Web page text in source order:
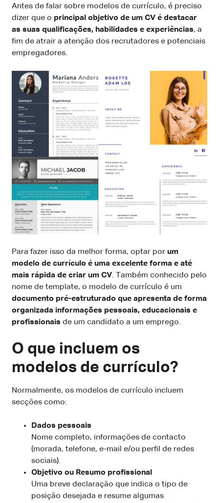
Antes de falar sobre modelos de currículo, é preciso
dizer que o principal objetivo de um CV é destacar
as suas qualificações, habilidades e experiências, a
fim de atrair a atenção dos recrutadores e potenciais
empregadores.
Para fazer isso da melhor forma, optar por um
modelo de currículo é uma excelente forma e até
mais rápida de criar um CV. Também conhecido pelo
nome de template, o modelo de currículo é um
documento pré-estruturado que apresenta de forma
organizada informações pessoais, educacionais e
profissionais de um candidato a um emprego.
O que incluem os
modelos de currículo?
Normalmente, os modelos de currículo incluem
secções como:
Dados pessoais
Nome completo, informações de contacto
(morada, telefone, e-mail e/ou perfil de redes
sociais).
Objetivo ou Resumo profissional
Uma breve declaração que indica o tipo de
posição desejada e resume algumas